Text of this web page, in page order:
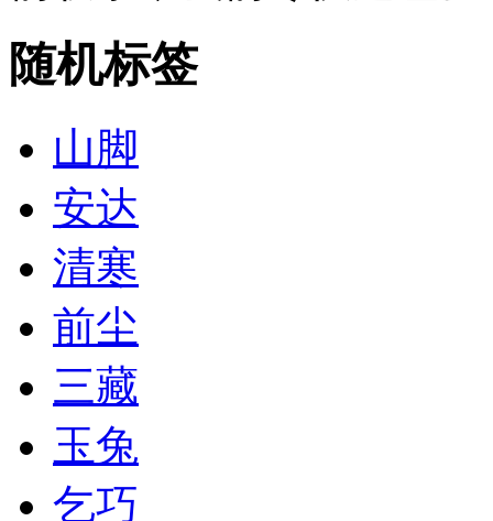
随机标签
山脚
安达
清寒
前尘
三藏
玉兔
乞巧